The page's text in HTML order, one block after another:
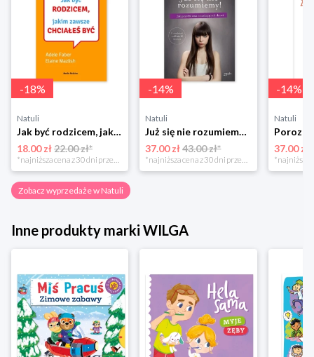
-18%
Natuli
Jak być rodzicem, jakim zawsze chciałeś być Media rodzina
18.00 zł22.00 zł*
*najniższa cena z 30 dni przed obniżką
-14%
Natuli
Już się nie rozumiemy! Jak przeżyć czas trzaskających drzwi Esprit
37.00 zł 43.00 zł*
*najniższa cena z 30 dni przed obniżką
-14%
Natuli
37.00 zł
Zobacz wyprzedaże w Natuli
Inne produkty marki WILGA